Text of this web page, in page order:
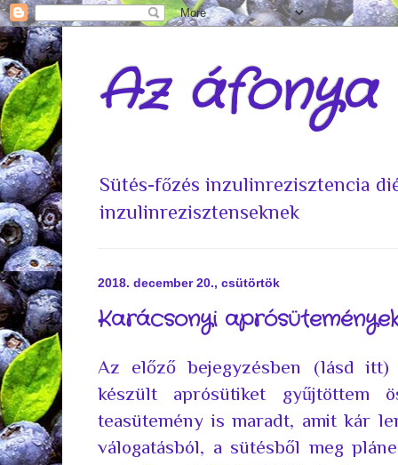
Az áfonya
Sütés-főzés inzulinrezisztencia
inzulinrezisztenseknek
2018. december 20., csütörtök
Karácsonyi
Az előző bejegyzésben (lásd itt)
készült aprósütiket gyűjtöttem
teasütemény is maradt, amit kár
válogatásból, a sütésből meg